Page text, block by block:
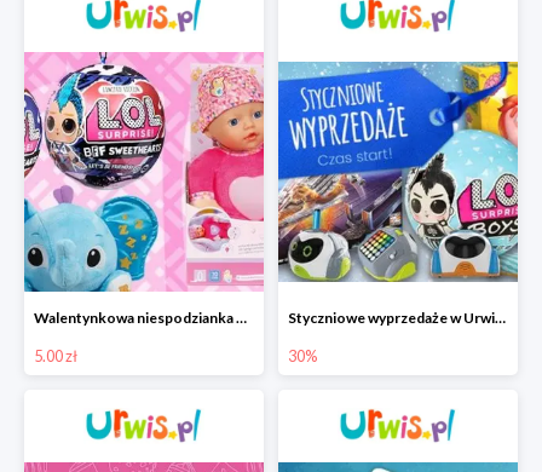
Walentynkowa niespodzianka w Urwis.pl
5.00 zł
Styczniowe wyprzedaże w Urwis.pl do -30%
30%